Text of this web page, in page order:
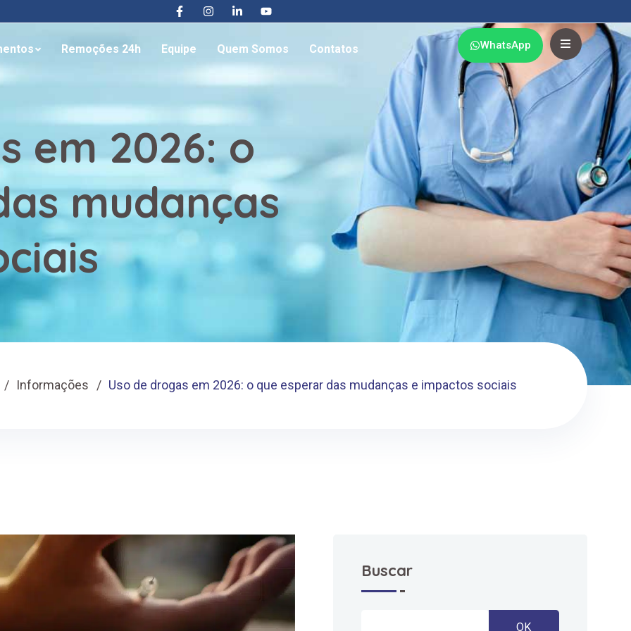
Remoções 24h Equipe Quem Somos Contatos WhatsApp
em 2026: o
mudanças
Informações Uso de drogas em 2026: o que esperar das mudanças e impactos sociais
Buscar
OK